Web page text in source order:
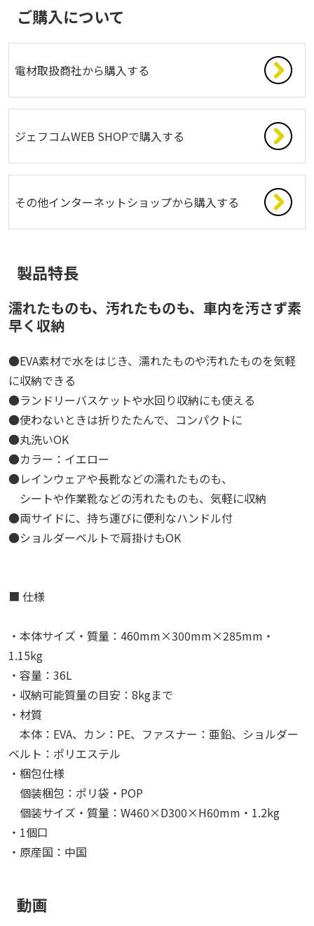
ご購入について
電材取扱商社から購入する
ジェフコムWEB SHOPで購入する
その他インターネットショップから購入する
製品特長
濡れたものも、汚れたものも、車内を汚さず素
早く収納
●EVA素材で水をはじき、濡れたものや汚れたものを気軽
に収納できる
●ランドリーバスケットや水回り収納にも使える
●使わないときは折りたたんで、コンパクトに
●丸洗いOK
●カラー：イエロー
●レインウェアや長靴などの濡れたものも、
シートや作業靴などの汚れたものも、気軽に収納
●両サイドに、持ち運びに便利なハンドル付
●ショルダーベルトで肩掛けもOK
■ 仕様
・本体サイズ・質量：460mm×300mm×285mm・
1.15kg
・容量：36L
・収納可能質量の目安：8kgまで
・材質
本体：EVA、カン：PE、ファスナー：亜鉛、ショルダー
ベルト：ポリエステル
・梱包仕様
個装梱包：ポリ袋・POP
個装サイズ・質量：W460×D300×H60mm・1.2kg
・1個口
・原産国：中国
動画